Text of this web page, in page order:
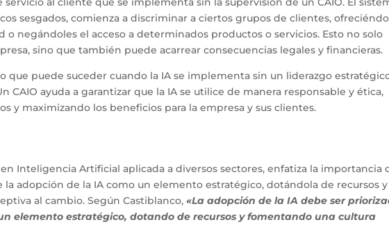
sesgados, comienza a discriminar a ciertos grupos de clientes,
o negándoles el acceso a determinados productos o servicios. Esto no solo
sino que también puede acarrear consecuencias legales y financieras.
que puede suceder cuando la IA se implementa sin un liderazgo
CAIO ayuda a garantizar que la IA se utilice de manera responsable y ética,
y maximizando los beneficios para la empresa y sus clientes.
Inteligencia Artificial aplicada a diversos sectores, enfatiza la importancia
adopción de la IA como un elemento estratégico, dotándola de recursos y
al cambio. Según Castiblanco,«La adopción de la IA debe ser
elemento estratégico, dotando de recursos y fomentando una cultura